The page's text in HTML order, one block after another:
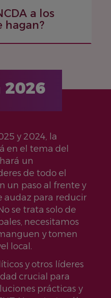
a los
hagan?
2026
y 2024, la
en el tema del
un
de todo el
un paso al frente y
audaz para reducir
se trata solo de
necesitamos
y tomen
local.
y otros líderes
crucial para
prácticas y